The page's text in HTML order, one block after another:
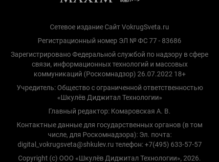
Сетевое издание Сайт VokrugSveta.ru
Регистрационный номер ЭЛ № ФС 77 - 83686
Зарегистрировано Федеральной службой по надзору в сфере
связи, информационных технологий и массовых
коммуникаций (Роскомнадзор) 26.07.2022 18+
Учредитель: Общество с ограниченной ответственностью
«Шкулёв Диджитал Технологии»
Главный редактор: Комаровская А. В.
Контактные данные для государственных органов (в том
числе, для Роскомнадзора): Эл. почта:
digital_vokrugsveta@shkulev.ru телефон: +7(495) 633-57-57
Copyright (с) ООО «Шкулёв Диджитал Технологии», 2026.